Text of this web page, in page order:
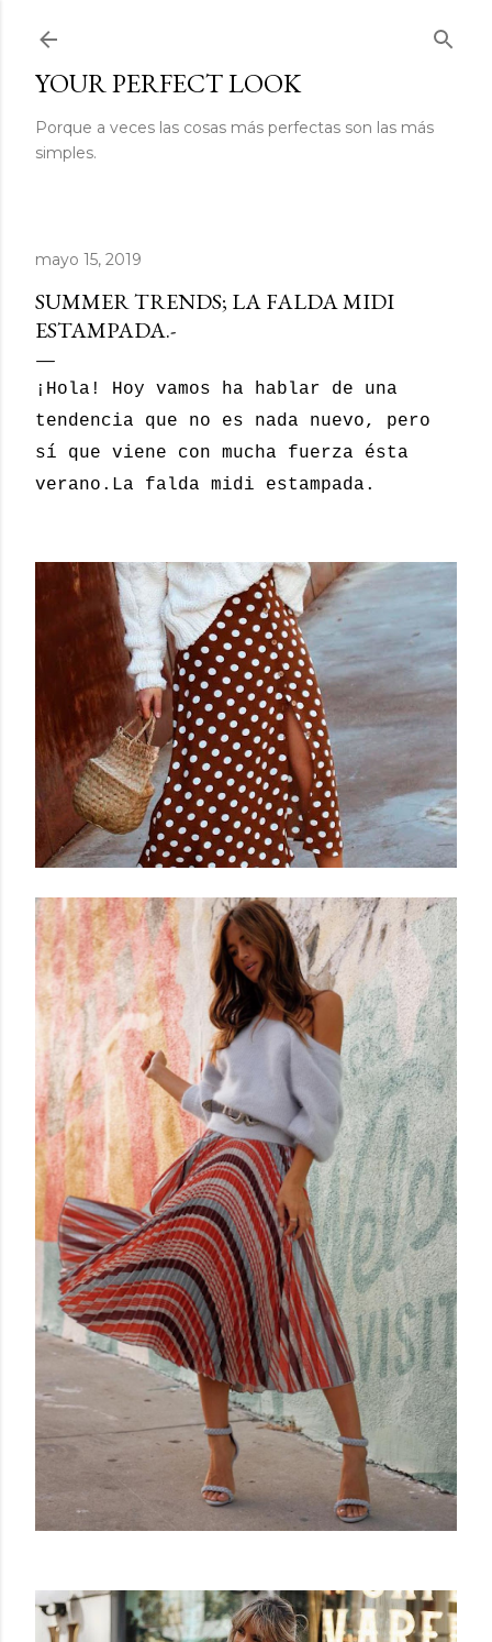
YOUR PERFECT LOOK
Porque a veces las cosas más perfectas son las más
simples.
mayo 15, 2019
SUMMER TRENDS; LA FALDA MIDI
ESTAMPADA.-
¡Hola! Hoy vamos ha hablar de una
tendencia que no es nada nuevo, pero
sí que viene con mucha fuerza ésta
verano.La falda midi estampada.